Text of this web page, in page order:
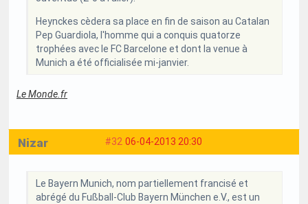
Heynckes cèdera sa place en fin de saison au Catalan
Pep Guardiola, l'homme qui a conquis quatorze
trophées avec le FC Barcelone et dont la venue à
Munich a été officialisée mi-janvier.
Le Monde.fr
#32 06-04-2013 20:30
Nizar
Le Bayern Munich, nom partiellement francisé et
abrégé du Fußball-Club Bayern München e.V., est un